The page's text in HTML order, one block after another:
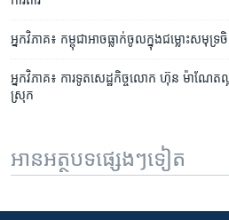
អ្នកវិភាគ៖ កម្ពុជា​អាច​ធ្លាក់​ចូល​ក្នុង​ជម្លោះ​សមុទ្រ​
អ្នក​វិភាគ៖ ​ការទូត​សេដ្ឋកិច្ច​លោក ​ហ៊ុន​ ម៉ាណែត​
ស្រុក
អានអត្ថបទផ្សេងៗទៀត